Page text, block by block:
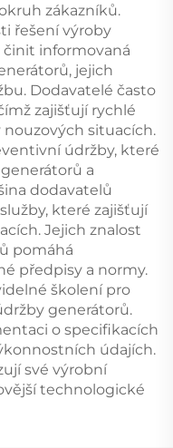
zákazníků.
řešení výroby
informovaná
jejich
Dodavatelé často
zajišťují rychlé
situacích.
údržby, které
a
dodavatelů
které zajišťují
Jejich znalost
pomáhá
předpisy a normy.
školení pro
generátorů.
o specifikacích
údajích.
své výrobní
technologické